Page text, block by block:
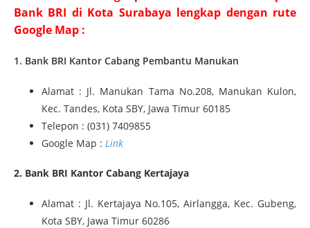
Bank BRI di Kota Surabaya lengkap dengan rute
Google Map :
1. Bank BRI Kantor Cabang Pembantu Manukan
Alamat : Jl. Manukan Tama No.208, Manukan Kulon,
Kec. Tandes, Kota SBY, Jawa Timur 60185
Telepon : (031) 7409855
Google Map : Link
2. Bank BRI Kantor Cabang Kertajaya
Alamat : Jl. Kertajaya No.105, Airlangga, Kec. Gubeng,
Kota SBY, Jawa Timur 60286